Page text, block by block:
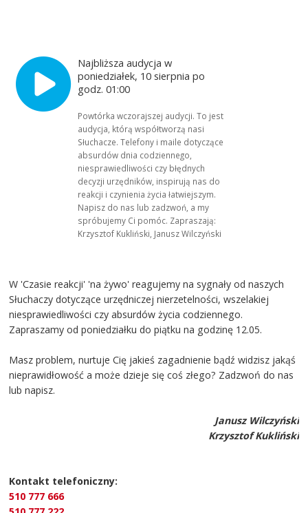
Najbliższa audycja w
poniedziałek, 10 sierpnia po
godz. 01:00
Powtórka wczorajszej audycji. To jest
audycja, którą współtworzą nasi
Słuchacze. Telefony i maile dotyczące
absurdów dnia codziennego,
niesprawiedliwości czy błędnych
decyzji urzędników, inspirują nas do
reakcji i czynienia życia łatwiejszym.
Napisz do nas lub zadzwoń, a my
spróbujemy Ci pomóc. Zapraszają:
Krzysztof Kukliński, Janusz Wilczyński
W 'Czasie reakcji' 'na żywo' reagujemy na sygnały od naszych
Słuchaczy dotyczące urzędniczej nierzetelności, wszelakiej
niesprawiedliwości czy absurdów życia codziennego.
Zapraszamy od poniedziałku do piątku na godzinę 12.05.
Masz problem, nurtuje Cię jakieś zagadnienie bądź widzisz jakąś
nieprawidłowość a może dzieje się coś złego? Zadzwoń do nas
lub napisz.
Janusz Wilczyński
Krzysztof Kukliński
Kontakt telefoniczny:
510 777 666